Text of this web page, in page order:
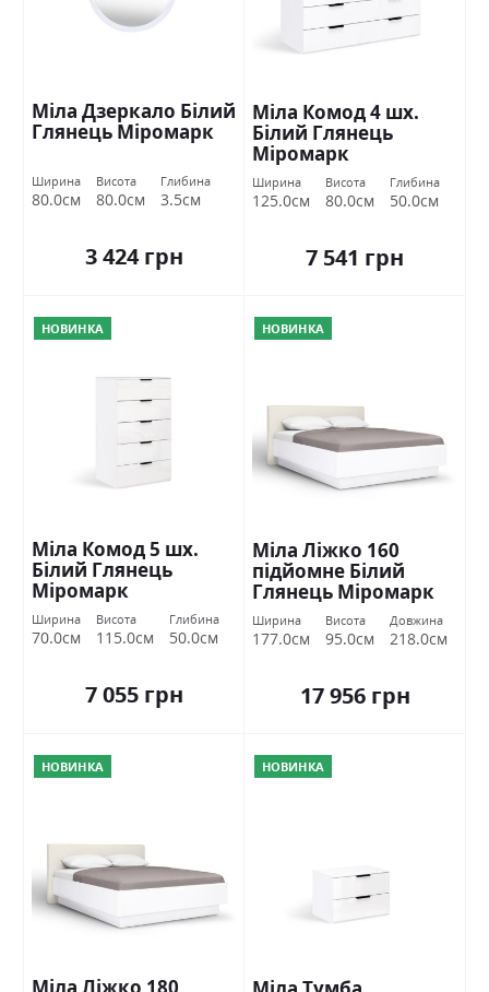
Міла Дзеркало Білий
Глянець Міромарк
Ширина
80.0см
Висота
80.0см
Глибина
3.5см
3 424 грн
Міла Комод 4 шх.
Білий Глянець
Міромарк
Ширина
125.0см
Висота
80.0см
Глибина
50.0см
7 541 грн
НОВИНКА
Міла Комод 5 шх.
Білий Глянець
Міромарк
Ширина
70.0см
Висота
115.0см
Глибина
50.0см
7 055 грн
НОВИНКА
Міла Ліжко 160
підйомне Білий
Глянець Міромарк
Ширина
177.0см
Висота
95.0см
Довжина
218.0см
17 956 грн
НОВИНКА
Міла Ліжко 180
НОВИНКА